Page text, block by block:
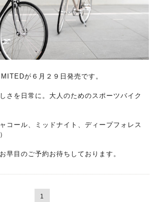
が６月２９日発売です。
さを日常に。大人のためのスポーツバイク
コール、ミッドナイト、ディープフォレス
早目のご予約お待ちしております。
1